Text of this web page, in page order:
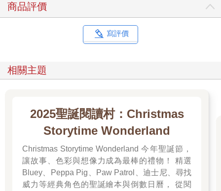
商品評價
寫評價
相關主題
2025聖誕閱讀村：Christmas
Storytime Wonderland
Christmas Storytime Wonderland 今年聖誕節，
讓故事、色彩與想像力成為最棒的禮物！ 精選
Bluey、Peppa Pig、Paw Patrol、迪士尼、尋找
威力等經典角色的聖誕繪本與倒數日曆， 從閱